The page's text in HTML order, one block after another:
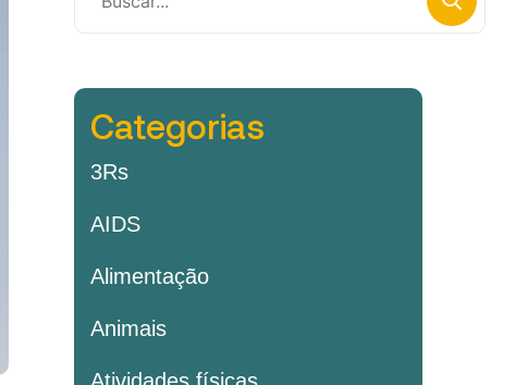
Categorias
3Rs
AIDS
Alimentação
Animais